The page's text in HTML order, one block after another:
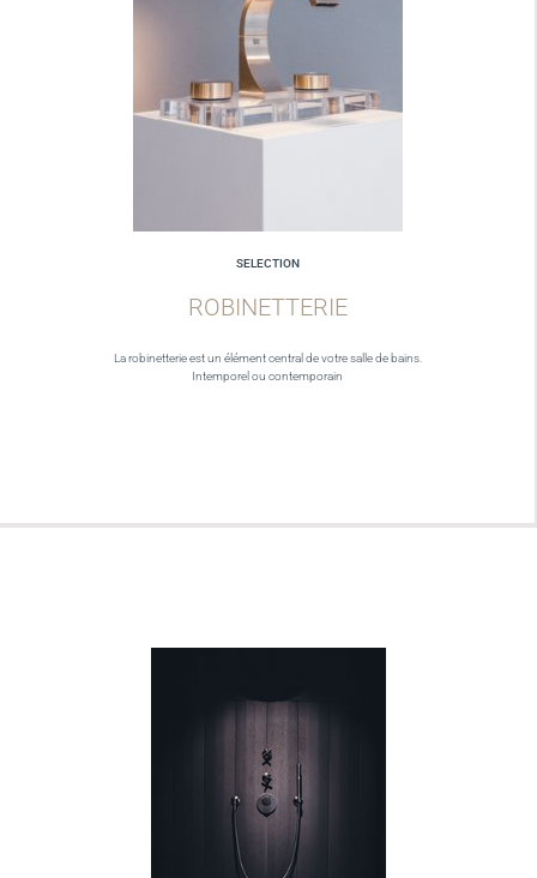
SELECTION
ROBINETTERIE
La robinetterie est un élément central de votre salle de bains.
Intemporel ou contemporain